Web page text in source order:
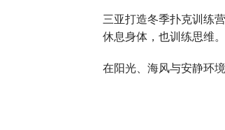
三亚打造冬季扑克训练
休息身体，也训练思维。
在阳光、海风与安静环